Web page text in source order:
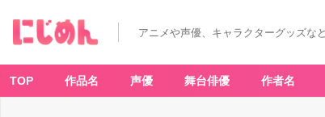
アニメや声優、キャラクターグッズな
TOP 作品名 声優 舞台俳優 作者名